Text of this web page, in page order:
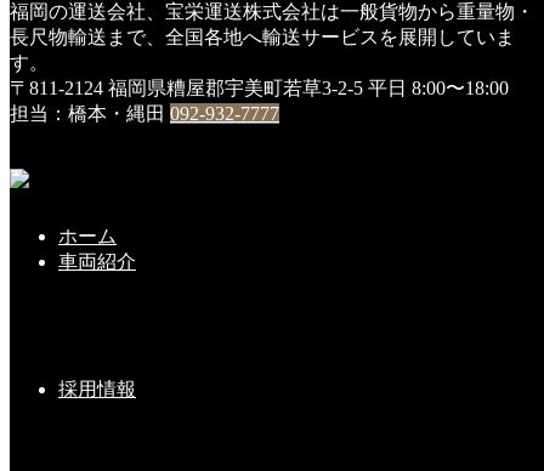
福岡の運送会社、宝栄運送株式会社は一般貨物から重量物・
長尺物輸送まで、全国各地へ輸送サービスを展開していま
す。
〒811-2124 福岡県糟屋郡宇美町若草3-2-5 平日 8:00〜18:00
担当：橋本・縄田 092-932-7777
ホーム
車両紹介
採用情報
HOME
DSC01119
DSC01119
こちらの記事もどうぞ
2023-01-01(Sun)